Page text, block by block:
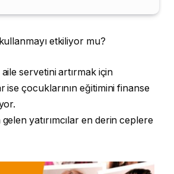
etkiliyor mu?
servetini artırmak için
ise çocuklarının eğitimini finanse
gelen yatırımcılar en derin ceplere